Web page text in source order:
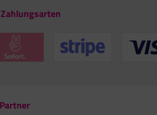
Partner